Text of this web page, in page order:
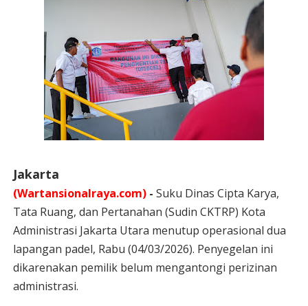
Jakarta
(Wartansionalraya.com)- Suku Dinas Cipta Karya,
Tata Ruang, dan Pertanahan (Sudin CKTRP) Kota
Administrasi Jakarta Utara menutup operasional dua
lapangan padel, Rabu (04/03/2026). Penyegelan ini
dikarenakan pemilik belum mengantongi perizinan
administrasi.